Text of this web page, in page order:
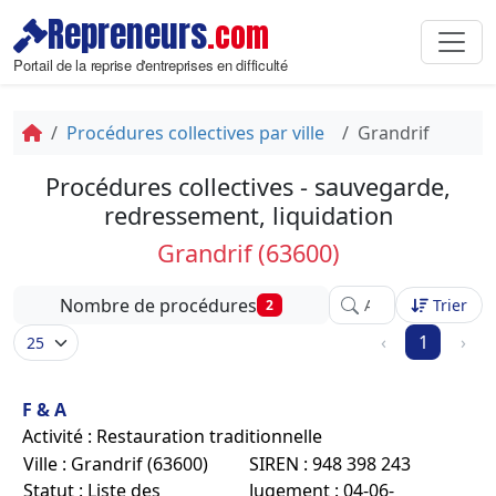
Repreneurs.com
Portail de la reprise d'entreprises en difficulté
Procédures collectives par ville Grandrif
Procédures collectives - sauvegarde,
redressement, liquidation
Grandrif (63600)
Nombre de procédures 2 Affinez votreTrier
‹ 1 ›
F & A
Activité : Restauration traditionnelle
Ville : Grandrif (63600)
Statut : Liste des
SIREN : 948 398 243
Jugement : 04-06-